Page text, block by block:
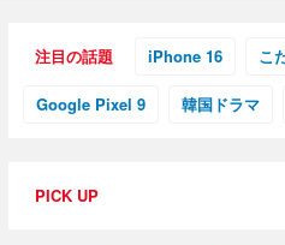
注目の話題 iPhone 16 こ
Google Pixel 9 韓国ドラマ
PICK UP